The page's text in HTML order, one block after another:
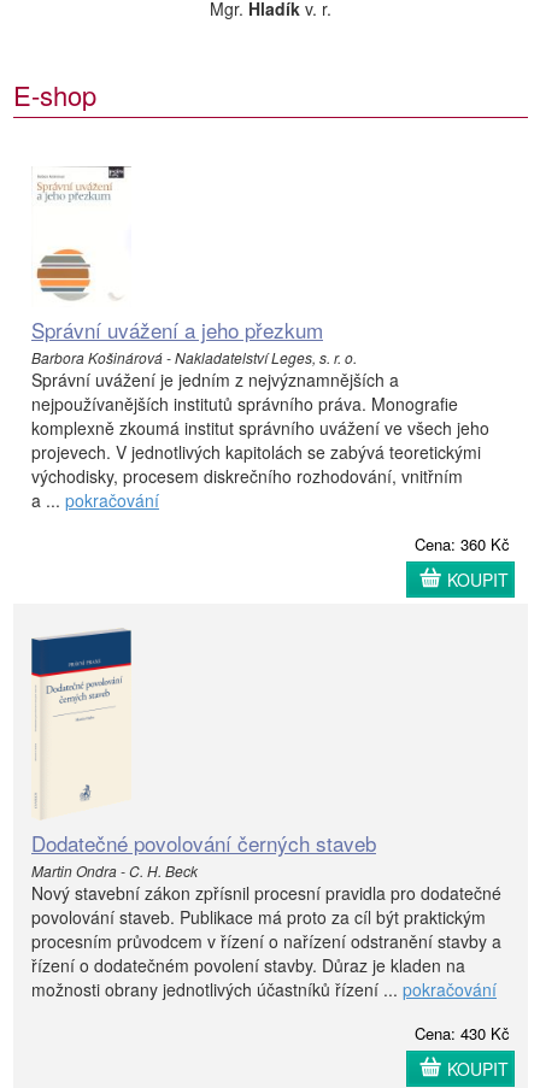
Mgr. Hladík v. r.
E-shop
Správní uvážení a jeho přezkum
Barbora Košinárová - Nakladatelství Leges, s. r. o.
Správní uvážení je jedním z nejvýznamnějších a
nejpoužívanějších institutů správního práva. Monografie
komplexně zkoumá institut správního uvážení ve všech jeho
projevech. V jednotlivých kapitolách se zabývá teoretickými
východisky, procesem diskrečního rozhodování, vnitřním
a ... pokračování
Cena: 360 Kč
KOUPIT
Dodatečné povolování černých staveb
Martin Ondra - C. H. Beck
Nový stavební zákon zpřísnil procesní pravidla pro dodatečné
povolování staveb. Publikace má proto za cíl být praktickým
procesním průvodcem v řízení o nařízení odstranění stavby a
řízení o dodatečném povolení stavby. Důraz je kladen na
možnosti obrany jednotlivých účastníků řízení ... pokračování
Cena: 430 Kč
KOUPIT